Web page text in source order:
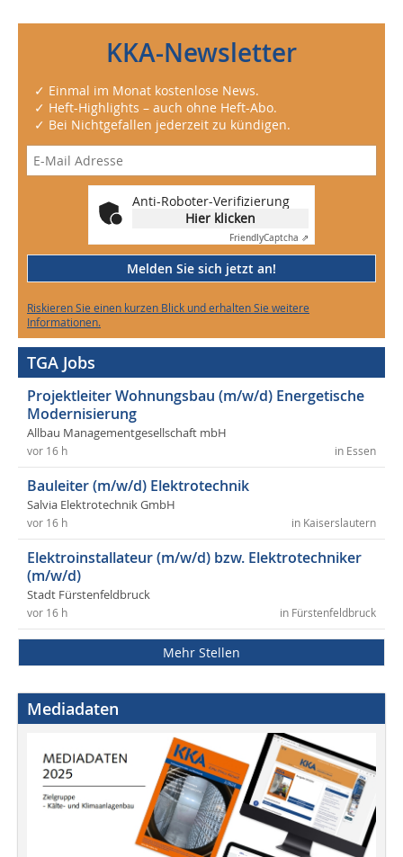
KKA-Newsletter
✓ Einmal im Monat kostenlose News.
✓ Heft-Highlights – auch ohne Heft-Abo.
✓ Bei Nichtgefallen jederzeit zu kündigen.
Anti-Roboter-Verifizierung
Hier klicken
FriendlyCaptcha ⇗
Melden Sie sich jetzt an!
Riskieren Sie einen kurzen Blick und erhalten Sie weitere
Informationen.
TGA Jobs
Projektleiter Wohnungsbau (m/w/d) Energetische
Modernisierung
Allbau Managementgesellschaft mbH
in Essen
vor 16 h
Bauleiter (m/w/d) Elektrotechnik
Salvia Elektrotechnik GmbH
in Kaiserslautern
vor 16 h
Elektroinstallateur (m/w/d) bzw. Elektrotechniker
(m/w/d)
Stadt Fürstenfeldbruck
in Fürstenfeldbruck
vor 16 h
Mehr Stellen
Mediadaten